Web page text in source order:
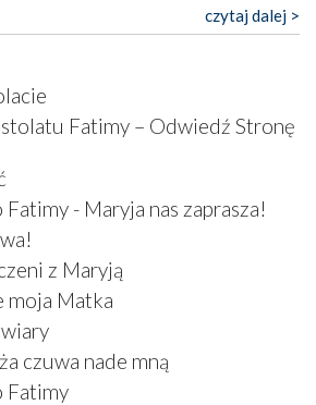
Tylko co wspólnego z żywą,
mieć płaskie, szare bunkry albo
przypomina bardziej
Albo co powiedzieć o ustawionym
wielkim krzyżu, na którym
dziwaczną postać jakby
hieroglifów? W kulturowym
to raczej karykatura niż godny
otoczeniu sanktuarium
się, że wewnątrz Kościoła toczy
o kształt katolicyzmu i o serca
to zmaganie może prowadzić,
niewielkim mieście Obidos,
kościoła działa dzisiaj…
czytaj dalej >
Fatimy – Odwiedź Stronę
- Maryja nas zaprasza!
z Maryją
moja Matka
czuwa nade mną
Fatimy